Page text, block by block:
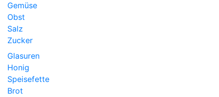
Gemüse
Obst
Salz
Zucker
Glasuren
Honig
Speisefette
Brot